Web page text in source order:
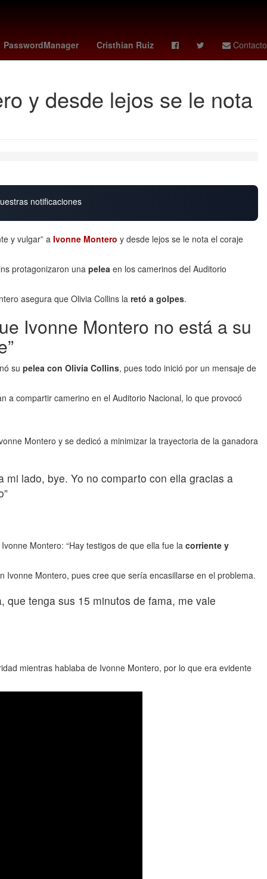
PasswordManager Cristhian Ruiz Contacto
cup manchester city vs OTAN Santiago Giménez
y desde lejos se le nota
notificaciones
y vulgar” aIvonne Montero y desde lejos se le nota el coraje
protagonizaron una pelea en los camerinos del Auditorio
asegura que Olivia Collins la retó a golpes.
Ivonne Montero no está a su
su pelea con Olivia Collins, pues todo inició por un mensaje de
a compartir camerino en el Auditorio Nacional, lo que provocó
Montero y se dedicó a minimizar la trayectoria de la ganadora
mi lado, bye. Yo no comparto con ella gracias a
Montero: “Hay testigos de que ella fue la corriente y
Ivonne Montero, pues cree que sería encasillarse en el problema.
que tenga sus 15 minutos de fama, me vale
mientras hablaba de Ivonne Montero, por lo que era evidente